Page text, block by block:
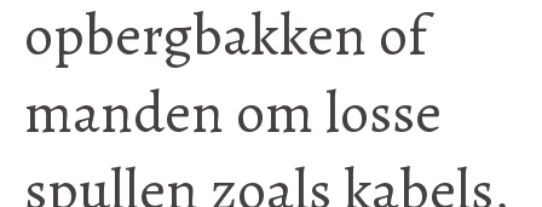
opbergbakken of
manden om losse
spullen zoals kabels,